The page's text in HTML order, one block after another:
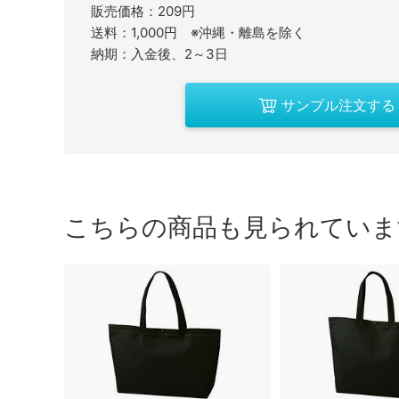
販売価格：209円
送料：1,000円 ※沖縄・離島を除く
納期：入金後、2～3日
サンプル注文する
こちらの商品も見られてい